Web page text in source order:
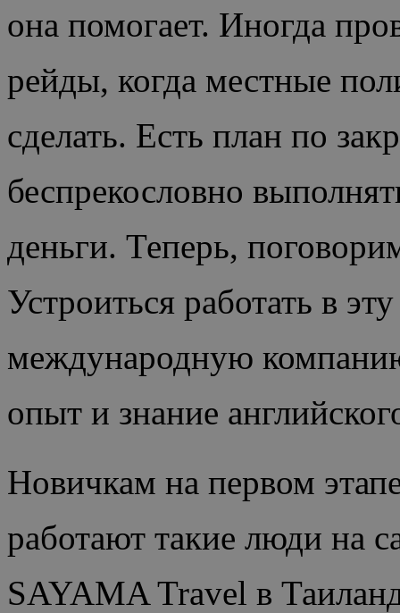
она помогает. Иногда
рейды, когда местные
сделать. Есть план по
беспрекословно
деньги. Теперь,
Устроиться работать в
международную
опыт и знание
Новичкам на первом
работают такие люди на
SAYAMA Travel в